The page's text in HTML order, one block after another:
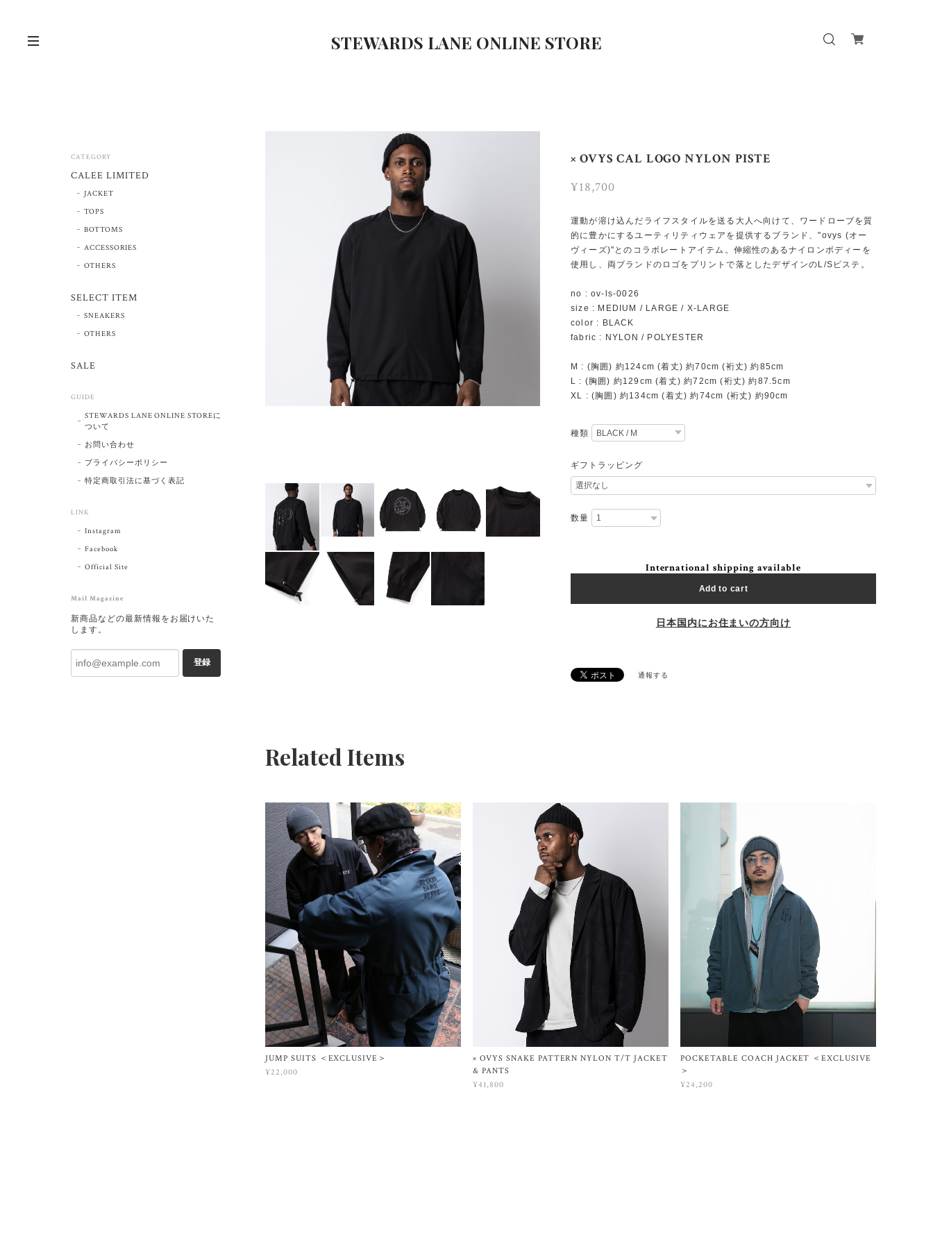
STEWARDS LANE ONLINE STORE
× OVYS CAL LOGO NYLON PISTE
¥18,700
運動が溶け込んだライフスタイルを送る大人へ向けて、ワードローブを質
的に豊かにするユーティリティウェアを提供するブランド、"ovys (オー
ヴィーズ)"とのコラボレートアイテム。伸縮性のあるナイロンボディーを
使用し、両ブランドのロゴをプリントで落としたデザインのL/Sピステ。
no : ov-ls-0026
size : MEDIUM / LARGE / X-LARGE
color : BLACK
fabric : NYLON / POLYESTER
M : (胸囲) 約124cm (着丈) 約70cm (裄丈) 約85cm
L : (胸囲) 約129cm (着丈) 約72cm (裄丈) 約87.5cm
XL : (胸囲) 約134cm (着丈) 約74cm (裄丈) 約90cm
種類
ギフトラッピング
数量
International shipping available
Add to cart
日本国内にお住まいの方向け
通報する
Related Items
JUMP SUITS ＜EXCLUSIVE＞
¥22,000
× OVYS SNAKE PATTERN NYLON T/T JACKET
& PANTS
¥41,800
POCKETABLE COACH JACKET ＜EXCLUSIVE
＞
¥24,200
CATEGORY
CALEE LIMITED
JACKET
TOPS
BOTTOMS
ACCESSORIES
OTHERS
SELECT ITEM
SNEAKERS
OTHERS
SALE
GUIDE
STEWARDS LANE ONLINE STOREに
ついて
お問い合わせ
プライバシーポリシー
特定商取引法に基づく表記
LINK
Instagram
Facebook
Official Site
Mail Magazine
新商品などの最新情報をお届けいた
します。
登録